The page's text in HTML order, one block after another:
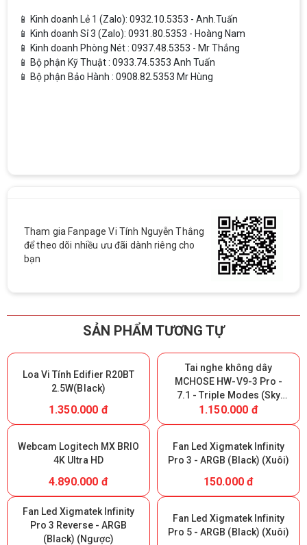
📱 Kinh doanh Lẻ 1 (Zalo): 0932.10.5353 - Anh.Tuấn
📱 Kinh doanh Sỉ 3 (Zalo): 0931.80.5353 - Hoàng Nam
📱 Kinh doanh Phòng Nét : 0937.48.5353 - Mr Thắng
📱 Bộ phận Kỹ Thuật : 0933.74.5353 Anh Tuấn
📱 Bộ phận Bảo Hành : 0908.82.5353 Mr Hùng
Tham gia Fanpage Vi Tính Nguyễn Thắng
để theo dõi nhiều ưu đãi dành riêng cho
bạn
SẢN PHẨM TƯƠNG TỰ
Loa Vi Tính Edifier R20BT
2.5W(Black)
1.350.000 đ
Tai nghe không dây
MCHOSE HW-V9-3 Pro -
7.1 - Triple Modes (Sky
White) (Giữ lại Box để bảo
hành)
1.150.000 đ
Webcam Logitech MX BRIO
4K Ultra HD
4.890.000 đ
Fan Led Xigmatek Infinity
Pro 3 - ARGB (Black) (Xuôi)
150.000 đ
Fan Led Xigmatek Infinity
Pro 3 Reverse - ARGB
(Black) (Ngược)
Fan Led Xigmatek Infinity
Pro 5 - ARGB (Black) (Xuôi)